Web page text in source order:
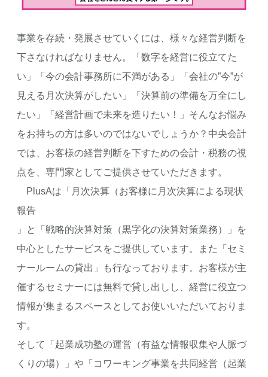
事業を存続・発展させていくには、様々な経営判断を
下さなければなりません。「数字を経営に役立てた
い」「今の会計事務所に不満がある」「会社の”今”が
見える月次決算がしたい」「決算前の準備を万全にし
たい」「経営計画で未来を造りたい！」そんなお悩み
をお持ちの方は多いのではないでしょうか？中央会計
では、お客様の経営判断を下すための会計・税務の視
点を、専門家としてご提供させていただきます。
PlusAは「月次決算（お客様に月次決算による現状
報告
」と「戦略的決算対策（黒字化の決算対策業務）」を
中心としたサービスをご提供しています。また「セミ
ナールームの貸出」も行なっております。お客様が主
催するセミナーには無料で貸し出しし、経営に役立つ
情報が集まるスペースとしてお使いいただいておりま
す。
そして「起業成功塾の運営（有益な情報収集や人脈づ
くりの場）」や「コワーキング事業を共同経営（起業